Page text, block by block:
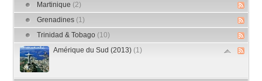
Martinique (2)
Grenadines (1)
Trinidad & Tobago (10)
Amérique du Sud (2013) (1)